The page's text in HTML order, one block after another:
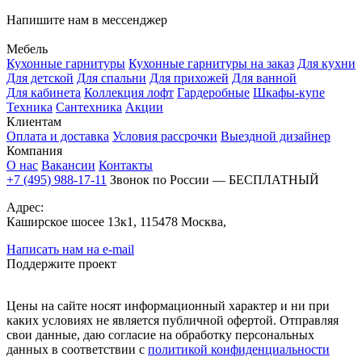
Напишите нам в мессенджер
Мебель
Кухонные гарнитуры Кухонные гарнитуры на заказ Для кухни
Для детской Для спальни Для прихожей Для ванной
Для кабинета Коллекция лофт Гардеробные Шкафы-купе
Техника Сантехника Акции
Клиентам
Оплата и доставка Условия рассрочки Выездной дизайнер
Компания
О нас Вакансии Контакты
+7 (495) 988-17-11 Звонок по России — БЕСПЛАТНЫЙ
Адрес:
Каширское шосее 13к1, 115478 Москва,
Написать нам на e-mail
Поддержите проект
Цены на сайте носят информационный характер и ни при
каких условиях не является публичной офертой. Отправляя
свои данные, даю согласие на обработку персональных
данных в соответствии с политикой конфиденциальности